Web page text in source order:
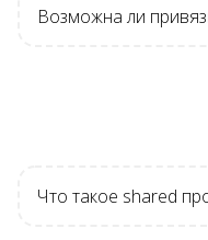
Возможна ли
Что такое shared